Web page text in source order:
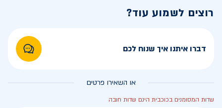
רוצים לשמוע עוד?
דברו איתנו איך שנוח לכם
או השאירו פרטים
שדות המסומנים בכוכבית הינם שדות חובה